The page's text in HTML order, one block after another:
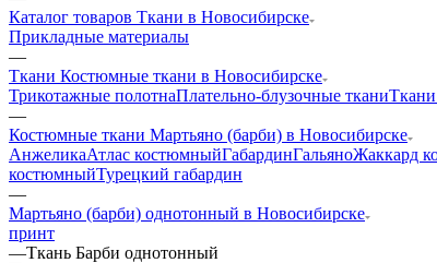
Каталог товаров Ткани в Новосибирске
Прикладные материалы
—
Ткани Костюмные ткани в Новосибирске
Трикотажные полотнаПлательно-блузочные ткани
—
Костюмные ткани Мартьяно (барби) в Новосибирске
АнжеликаАтлас костюмныйГабардинГальяноЖаккард
костюмныйТурецкий габардин
—
Мартьяно (барби) однотонный в Новосибирске
принт
—Ткань Барби однотонный